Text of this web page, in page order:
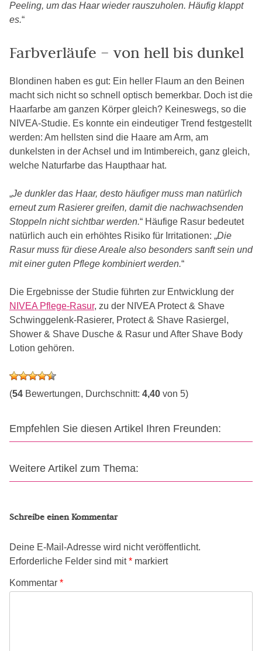
Peeling, um das Haar wieder rauszuholen. Häufig klappt
es.“
Farbverläufe – von hell bis dunkel
Blondinen haben es gut: Ein heller Flaum an den Beinen
macht sich nicht so schnell optisch bemerkbar. Doch ist die
Haarfarbe am ganzen Körper gleich? Keineswegs, so die
NIVEA-Studie. Es konnte ein eindeutiger Trend festgestellt
werden: Am hellsten sind die Haare am Arm, am
dunkelsten in der Achsel und im Intimbereich, ganz gleich,
welche Naturfarbe das Haupthaar hat.
„Je dunkler das Haar, desto häufiger muss man natürlich
erneut zum Rasierer greifen, damit die nachwachsenden
Stoppeln nicht sichtbar werden.“ Häufige Rasur bedeutet
natürlich auch ein erhöhtes Risiko für Irritationen: „Die
Rasur muss für diese Areale also besonders sanft sein und
mit einer guten Pflege kombiniert werden.“
Die Ergebnisse der Studie führten zur Entwicklung der
NIVEA Pflege-Rasur, zu der NIVEA Protect & Shave
Schwinggelenk-Rasierer, Protect & Shave Rasiergel,
Shower & Shave Dusche & Rasur und After Shave Body
Lotion gehören.
(54 Bewertungen, Durchschnitt: 4,40 von 5)
Empfehlen Sie diesen Artikel Ihren Freunden:
Weitere Artikel zum Thema:
Schreibe einen Kommentar
Deine E-Mail-Adresse wird nicht veröffentlicht.
Erforderliche Felder sind mit* markiert
Kommentar *